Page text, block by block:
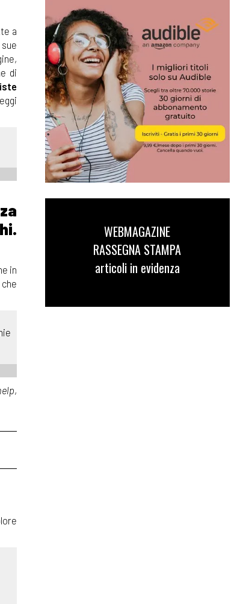
a
di
in
,
WEBMAGAZINE
RASSEGNA STAMPA
articoli in evidenza